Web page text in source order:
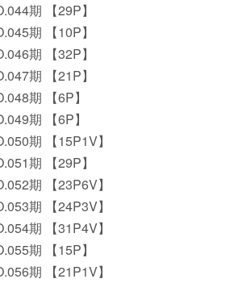
期 【29P】
期 【10P】
期 【32P】
期 【21P】
期 【6P】
期 【6P】
期 【15P1V】
期 【29P】
期 【23P6V】
期 【24P3V】
期 【31P4V】
期 【15P】
期 【21P1V】